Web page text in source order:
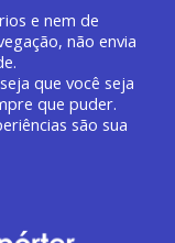
e nem de
não envia
que você seja
que puder.
são sua